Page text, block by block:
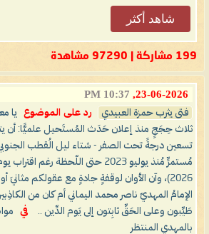
شاهد أكثر
199 مشاركة | 97290 مشاهدة
23-06-2026,
10:37 PM
فتى يثرب حمزة العبيدي رد على الموضوع
يا
ثلاث حِجَجٍ منذ إعلان حَدَث المُستَحيل علميًّا: أن
تسعين درجةً تحت الصفر - شتاء ليل الُقطب
مُستمرٍّ مُنذ يوليو 2023 حتى اللّحظة رغم
2026)، وآن الأوان لوقفةٍ جادةٍ مع عقولكم
الإمامُ المهديّ ناصر محمد اليماني أم كان من
طَيِّبون وعلى الحَقِّ ثابِتون إلى يَوم الدِّين ..
في
بالمهدي المنتظر